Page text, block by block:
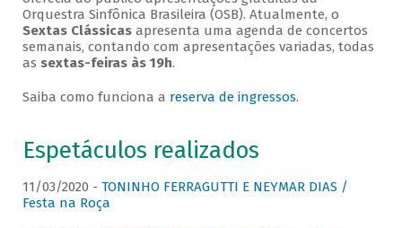
Orquestra Sinfônica Brasileira (OSB). Atualmente, o
Sextas Clássicasapresenta uma agenda de concertos
semanais, contando com apresentações variadas, todas
as sextas-feiras às 19h.
Saiba como funciona a reserva de ingressos.
Espetáculos realizados
11/03/2020 - TONINHO FERRAGUTTI E NEYMAR DIAS /
Festa na Roça